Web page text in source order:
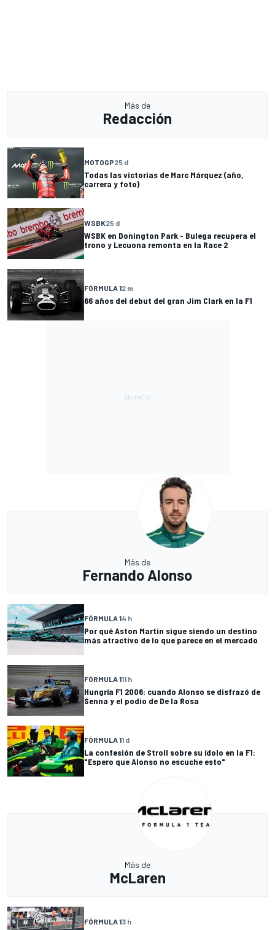
Más de
Redacción
MOTOGP25 d
Todas las victorias de Marc Márquez (año,
carrera y foto)
WSBK25 d
WSBK en Donington Park - Bulega recupera el
trono y Lecuona remonta en la Race 2
FÓRMULA 12 m
66 años del debut del gran Jim Clark en la F1
Más de
Fernando Alonso
FÓRMULA 14 h
Por qué Aston Martin sigue siendo un destino
más atractivo de lo que parece en el mercado
FÓRMULA 111 h
Hungría F1 2006: cuando Alonso se disfrazó de
Senna y el podio de De la Rosa
FÓRMULA 11 d
La confesión de Stroll sobre su ídolo en la F1:
"Espero que Alonso no escuche esto"
Más de
McLaren
FÓRMULA 13 h